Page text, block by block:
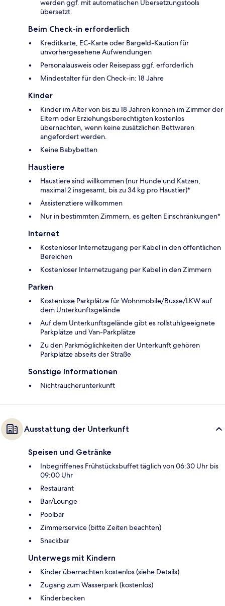
werden ggf. mit automatischen Übersetzungstools
übersetzt.
Beim Check-in erforderlich
Kreditkarte, EC-Karte oder Bargeld-Kaution für
unvorhergesehene Aufwendungen
Personalausweis oder Reisepass ggf. erforderlich
Mindestalter für den Check-in: 18 Jahre
Kinder
Kinder im Alter von bis zu 18 Jahren können im Zimmer der
Eltern oder Erziehungsberechtigten kostenlos
übernachten, wenn keine zusätzlichen Bettwaren
angefordert werden.
Keine Babybetten
Haustiere
Haustiere sind willkommen (nur Hunde und Katzen,
maximal 2 insgesamt, bis zu 34 kg pro Haustier)*
Assistenztiere willkommen
Nur in bestimmten Zimmern, es gelten Einschränkungen*
Internet
Kostenloser Internetzugang per Kabel in den öffentlichen
Bereichen
Kostenloser Internetzugang per Kabel in den Zimmern
Parken
Kostenlose Parkplätze für Wohnmobile/Busse/LKW auf
dem Unterkunftsgelände
Auf dem Unterkunftsgelände gibt es rollstuhlgeeignete
Parkplätze und Van-Parkplätze
Zu den Parkmöglichkeiten der Unterkunft gehören
Parkplätze abseits der Straße
Sonstige Informationen
Nichtraucherunterkunft
Ausstattung der Unterkunft
Speisen und Getränke
Inbegriffenes Frühstücksbuffet täglich von 06:30 Uhr bis
09:00 Uhr
Restaurant
Bar/Lounge
Poolbar
Zimmerservice (bitte Zeiten beachten)
Snackbar
Unterwegs mit Kindern
Kinder übernachten kostenlos (siehe Details)
Zugang zum Wasserpark (kostenlos)
Kinderbecken